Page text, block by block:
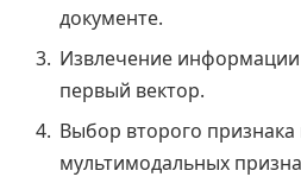
документе.
Извлечение
первый вектор.
Выбор второго признака
мультимодальных